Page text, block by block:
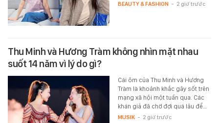
BEAUTY & FASHION - 2 giờ trước
Thu Minh và Hương Tràm không nhìn mặt nhau
suốt 14 năm vì lý do gì?
Cái ôm của Thu Minh và Hương
Tràm là khoảnh khắc gây sốt trên
mạng xã hội một tuần qua. Các
khán giả đã chờ đợi quá lâu để…
MUSIK - 2 giờ trước